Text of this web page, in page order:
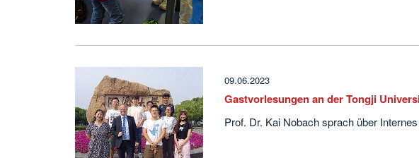
09.06.2023
Gastvorlesungen an der Tongji
Prof. Dr. Kai Nobach sprach über